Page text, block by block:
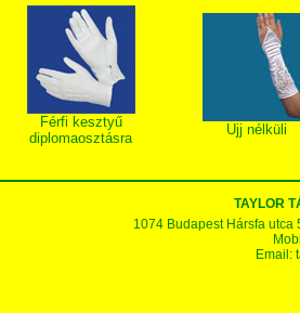
Férfi kesztyű
diplomaosztásra
Ujj nélküli
TAYLOR
1074 Budapest Hársfa utca
Email: